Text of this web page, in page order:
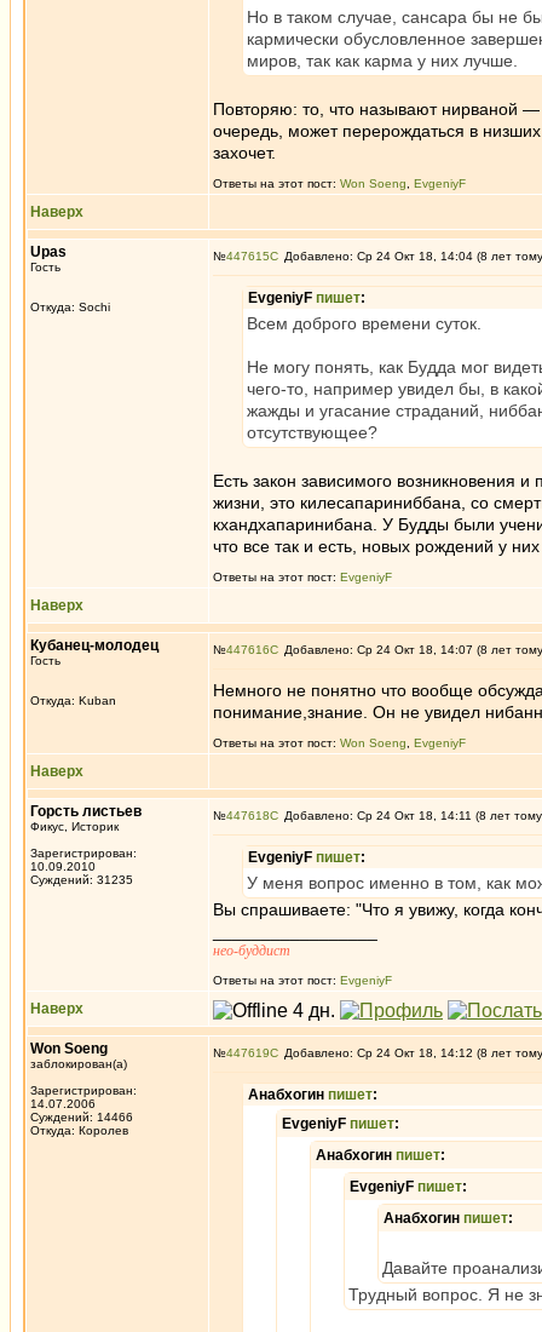
Но в таком случае, сансара бы не
кармически обусловленное
миров, так как карма у них лучше.
Повторяю: то, что называют нирваной
очередь, может перерождаться в
захочет.
Ответы на этот пост: Won Soeng EvgeniyF
Наверх
Upas
Гость
Откуда: Sochi
№447615 Добавлено: Ср 24 Окт 18, 14:04 (8 лет
EvgeniyF пишет:
Всем доброго времени суток.
Не могу понять, как Будда мог
чего-то, например увидел бы, в
жажды и угасание страданий,
отсутствующее?
Есть закон зависимого возникновения
жизни, это килесапариниббана, со
кхандхапаринибана. У Будды были
что все так и есть, новых рождений у
Ответы на этот пост: EvgeniyF
Наверх
Кубанец-молодец
Гость
Откуда: Kuban
№447616 Добавлено: Ср 24 Окт 18, 14:07 (8 лет
Немного не понятно что вообще
понимание,знание. Он не увидел
Ответы на этот пост: Won Soeng EvgeniyF
Наверх
Горсть листьев
Фикус, Историк
Зарегистрирован:
10.09.2010
Суждений: 31235
№447618 Добавлено: Ср 24 Окт 18, 14:11 (8 лет
EvgeniyF пишет:
У меня вопрос именно в том, как
Вы спрашиваете: "Что я увижу, когда
нео-буддист
Ответы на этот пост: EvgeniyF
Наверх
Won Soeng
заблокирован(а)
Зарегистрирован:
14.07.2006
Суждений: 14466
Откуда: Королев
№447619 Добавлено: Ср 24 Окт 18, 14:12 (8 лет
Анабхогин пишет:
EvgeniyF пишет:
Анабхогин пишет:
EvgeniyF пишет:
Анабхогин пишет:
Давайте
Трудный вопрос. Я не